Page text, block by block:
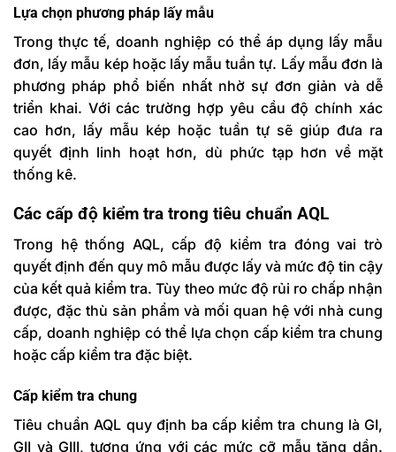
Lựa chọn phương pháp lấy mẫu
Trong thực tế, doanh nghiệp có thể áp dụng lấy mẫu
đơn, lấy mẫu kép hoặc lấy mẫu tuần tự. Lấy mẫu đơn là
phương pháp phổ biến nhất nhờ sự đơn giản và dễ
triển khai. Với các trường hợp yêu cầu độ chính xác
cao hơn, lấy mẫu kép hoặc tuần tự sẽ giúp đưa ra
quyết định linh hoạt hơn, dù phức tạp hơn về mặt
thống kê.
Các cấp độ kiểm tra trong tiêu chuẩn AQL
Trong hệ thống AQL, cấp độ kiểm tra đóng vai trò
quyết định đến quy mô mẫu được lấy và mức độ tin cậy
của kết quả kiểm tra. Tùy theo mức độ rủi ro chấp nhận
được, đặc thù sản phẩm và mối quan hệ với nhà cung
cấp, doanh nghiệp có thể lựa chọn cấp kiểm tra chung
hoặc cấp kiểm tra đặc biệt.
Cấp kiểm tra chung
Tiêu chuẩn AQL quy định ba cấp kiểm tra chung là GI,
GII và GIII, tương ứng với các mức cỡ mẫu tăng dần.